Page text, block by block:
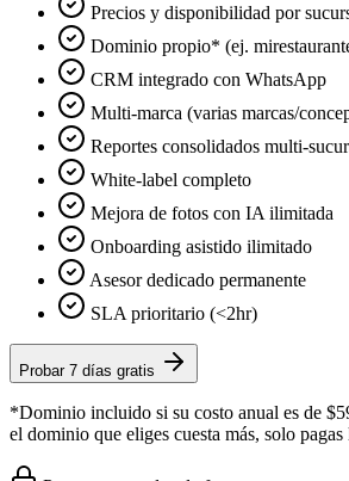
Precios y disponibilidad por
Dominio propio* (ej.
CRM integrado con WhatsApp
Multi-marca (varias marcas/
Reportes consolidados multi-
White-label completo
Mejora de fotos con IA ilimitada
Onboarding asistido ilimitado
Asesor dedicado permanente
SLA prioritario (<2hr)
Probar 7 días gratis
*Dominio incluido si su costo anual es de
el dominio que eliges cuesta más, solo